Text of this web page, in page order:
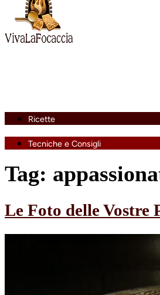
Ricette
Tecniche e Consigli
Tag:
Le Foto delle Vostre